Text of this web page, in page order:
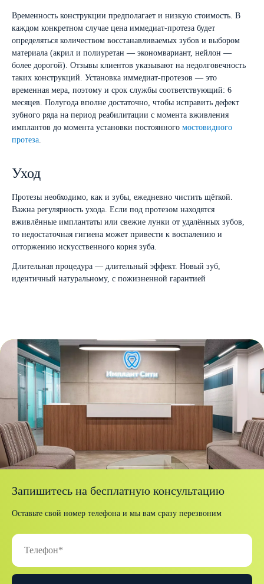
Временность конструкции предполагает и низкую стоимость. В
каждом конкретном случае цена иммедиат-протеза будет
определяться количеством восстанавливаемых зубов и выбором
материала (акрил и полиуретан — экономвариант, нейлон —
более дорогой). Отзывы клиентов указывают на недолговечность
таких конструкций. Установка иммедиат-протезов — это
временная мера, поэтому и срок службы соответствующий: 6
месяцев. Полугода вполне достаточно, чтобы исправить дефект
зубного ряда на период реабилитации с момента вживления
имплантов до момента установки постоянного мостовидного
протеза.
Уход
Протезы необходимо, как и зубы, ежедневно чистить щёткой.
Важна регулярность ухода. Если под протезом находятся
вживлённые имплантаты или свежие лунки от удалённых зубов,
то недостаточная гигиена может привести к воспалению и
отторжению искусственного корня зуба.
Длительная процедура — длительный эффект. Новый зуб,
идентичный натуральному, с пожизненной гарантией
Запишитесь на бесплатную консультацию
Оставьте свой номер телефона и мы вам сразу перезвоним